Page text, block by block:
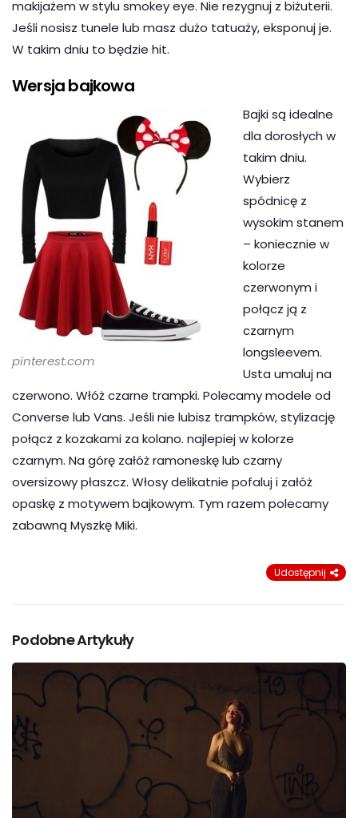
makijażem w stylu smokey eye. Nie rezygnuj z biżuterii.
Jeśli nosisz tunele lub masz dużo tatuaży, eksponuj je.
W takim dniu to będzie hit.
Wersja bajkowa
pinterest.com
Bajki są idealne
dla dorosłych w
takim dniu.
Wybierz
spódnicę z
wysokim stanem
– koniecznie w
kolorze
czerwonym i
połącz ją z
czarnym
longsleevem.
Usta umaluj na
czerwono. Włóż czarne trampki. Polecamy modele od
Converse lub Vans. Jeśli nie lubisz trampków, stylizację
połącz z kozakami za kolano. najlepiej w kolorze
czarnym. Na górę załóż ramoneskę lub czarny
oversizowy płaszcz. Włosy delikatnie pofaluj i załóż
opaskę z motywem bajkowym. Tym razem polecamy
zabawną Myszkę Miki.
Udostępnij
Podobne Artykuły